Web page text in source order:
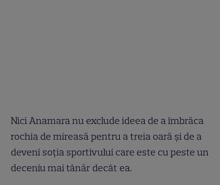
Nici Anamara nu exclude ideea de a îmbrăca
rochia de mireasă pentru a treia oară și de a
deveni soția sportivului care este cu peste un
deceniu mai tânăr decât ea.